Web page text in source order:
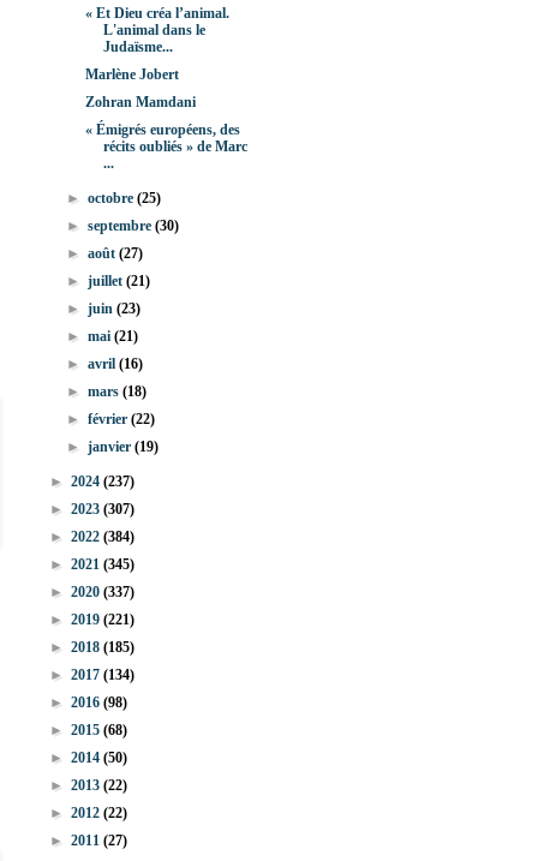
« Et Dieu créa l’animal.
L'animal dans le
Judaïsme...
Marlène Jobert
Zohran Mamdani
« Émigrés européens, des
récits oubliés » de Marc
...
►octobre(25)
►septembre(30)
►août(27)
►juillet(21)
►juin(23)
►mai(21)
►avril(16)
►mars(18)
►février(22)
►janvier(19)
► 2024 (237)
► 2023 (307)
► 2022 (384)
► 2021 (345)
► 2020 (337)
► 2019 (221)
► 2018 (185)
► 2017 (134)
► 2016 (98)
► 2015 (68)
► 2014 (50)
► 2013 (22)
► 2012 (22)
► 2011 (27)